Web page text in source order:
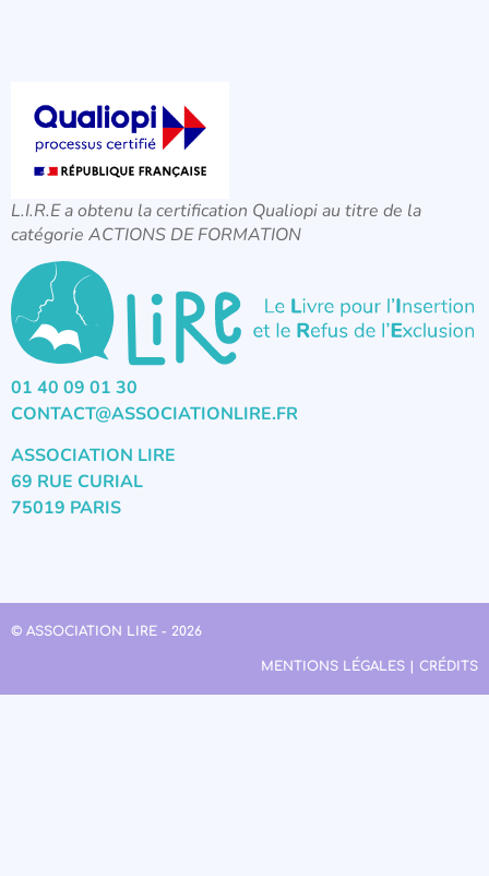
L.I.R.E a obtenu la certification Qualiopi au titre de la
catégorie ACTIONS DE FORMATION
01 40 09 01 30
CONTACT@ASSOCIATIONLIRE.FR
ASSOCIATION LIRE
69 RUE CURIAL
75019 PARIS
© ASSOCIATION LIRE - 2026
MENTIONS LÉGALES | CRÉDITS